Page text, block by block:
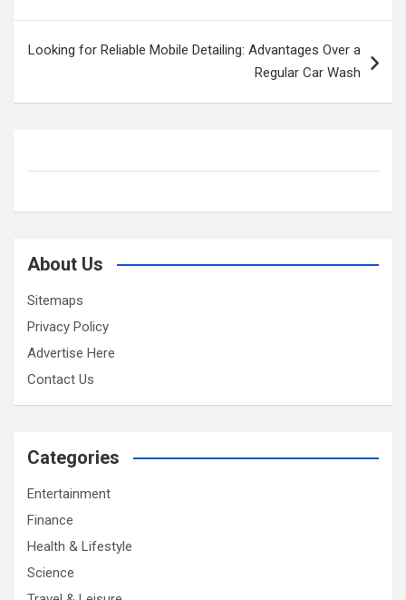
Looking for Reliable Mobile Detailing: Advantages Over a
Regular Car Wash
About Us
Sitemaps
Privacy Policy
Advertise Here
Contact Us
Categories
Entertainment
Finance
Health & Lifestyle
Science